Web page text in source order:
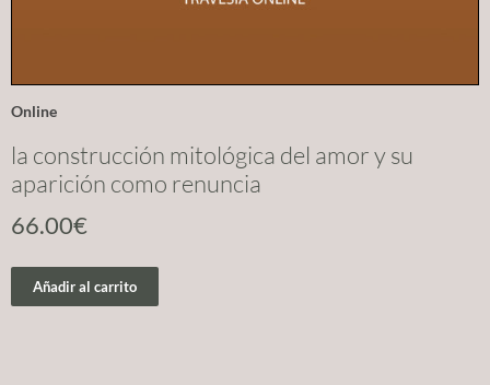
Online
la construcción mitológica del amor y su
aparición como renuncia
66.00€
Añadir al carrito